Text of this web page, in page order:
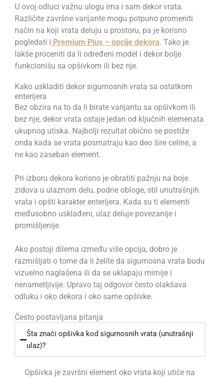
U ovoj odluci važnu ulogu ima i sam dekor vrata.
Različite završne varijante mogu potpuno promeniti
način na koji vrata deluju u prostoru, pa je korisno
pogledati i Premium Plus – opcije dekora. Tako je
lakše proceniti da li određeni model i dekor bolje
funkcionišu sa opšivkom ili bez nje.
Kako uskladiti dekor sigurnosnih vrata sa ostatkom
enterijera
Bez obzira na to da li birate varijantu sa opšivkom ili
bez nje, dekor vrata ostaje jedan od ključnih elemenata
ukupnog utiska. Najbolji rezultat obično se postiže
onda kada se vrata posmatraju kao deo šire celine, a
ne kao zaseban element.
Pri izboru dekora korisno je obratiti pažnju na boje
zidova u ulaznom delu, podne obloge, stil unutrašnjih
vrata i opšti karakter enterijera. Kada su ti elementi
međusobno usklađeni, ulaz deluje povezanije i
promišljenije.
Ako postoji dilema između više opcija, dobro je
razmišljati o tome da li želite da sigurnosna vrata budu
vizuelno naglašena ili da se uklapaju mirnije i
nenametljivije. Upravo taj odgovor često olakšava
odluku i oko dekora i oko same opšivke.
Često postavljana pitanja
Šta znači opšivka kod sigurnosnih vrata (unutrašnji
ulaz)?
Opšivka je završni element oko vrata koji utiče na